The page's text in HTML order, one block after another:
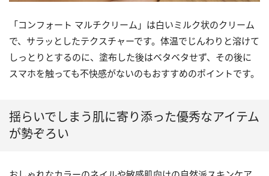
「コンフォート マルチクリーム」は白いミルク状のクリーム
で、サラッとしたテクスチャーです。体温でじんわりと溶けて
しっとりとするのに、塗布した後はベタベタせず、その後に
スマホを触っても不快感がないのもおすすめのポイントです。
揺らいでしまう肌に寄り添った優秀なアイテム
が勢ぞろい